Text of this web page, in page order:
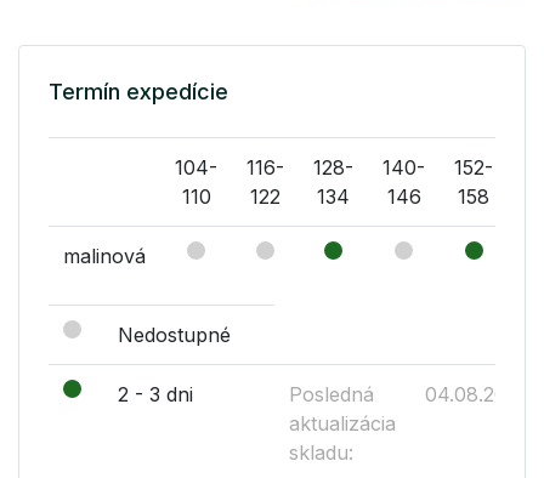
Termín expedície
104-
110
116-
122
128-
134
140-
146
152-
158
malinová
Nedostupné
2 - 3 dni
Posledná
aktualizácia
skladu:
04.08.2026